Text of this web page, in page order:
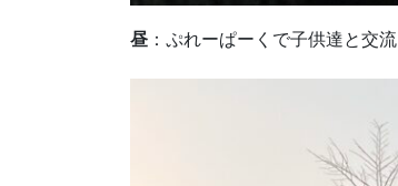
昼 ：ぷれーぱーくで子供達と交流